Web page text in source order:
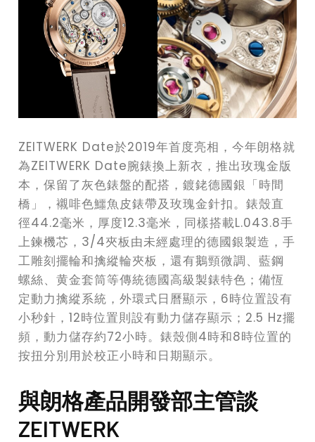
ZEITWERK Date於2019年首度亮相，今年朗格就
為ZEITWERK Date腕錶換上新衣，推出玫瑰金版
本，保留了灰色錶盤的配搭，鍍銠德國銀「時間
橋」，襯啡色鱷魚皮錶帶及玫瑰金針扣。錶殼直
徑44.2毫米，厚度12.3毫米，同樣搭載L.043.8手
上鍊機芯，3/4夾板由未經處理的德國銀製造，手
工雕刻擺輪和擒縱輪夾板，還有鵝頸微調、藍鋼
螺絲、黄金套筒等傳統德國高級製錶特色；備恆
定動力擒縱系統，外環式日曆顯示，6時位置設有
小秒針，12時位置則設有動力儲存顯示；2.5 Hz擺
頻，動力儲存約72小時。錶殼側4時和8時位置的
按扭分別用於校正小時和日期顯示。
與朗格產品開發部主管談
ZEITWERK